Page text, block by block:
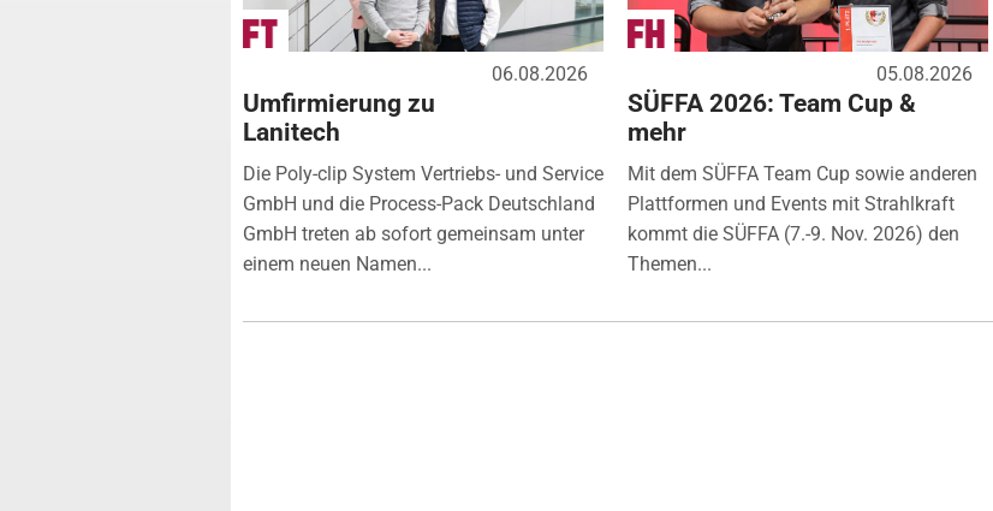
06.08.2026
Umfirmierung zu
Lanitech
Die Poly-clip System Vertriebs- und Service
GmbH und die Process-Pack Deutschland
GmbH treten ab sofort gemeinsam unter
einem neuen Namen...
05.08.2026
SÜFFA 2026: Team Cup &
mehr
Mit dem SÜFFA Team Cup sowie anderen
Plattformen und Events mit Strahlkraft
kommt die SÜFFA (7.-9. Nov. 2026) den
Themen...